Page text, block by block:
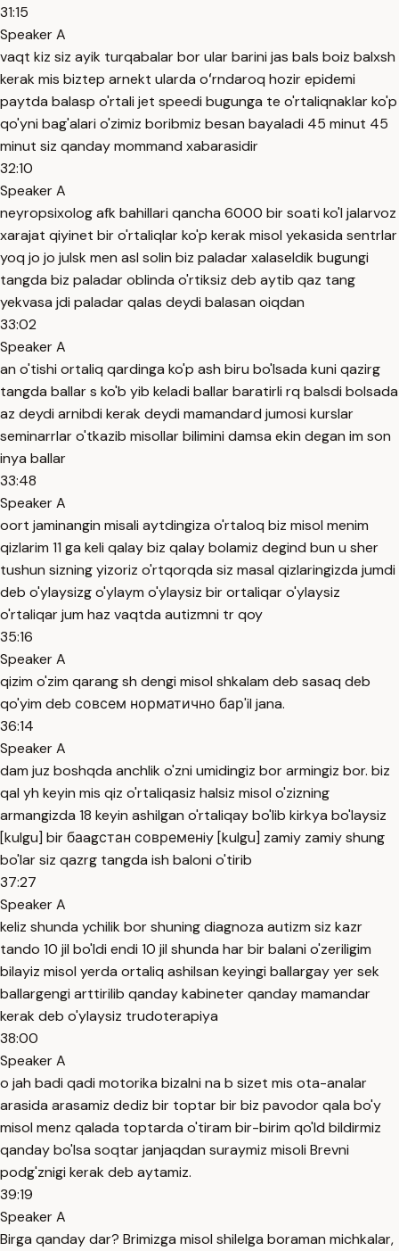
31:15
Speaker A
vaqt kiz siz ayik turqabalar bor ular barini jas bals boiz balxsh
kerak mis biztep arnekt ularda oʻrndaroq hozir epidemi
paytda balasp o'rtali jet speedi bugunga te o'rtaliqnaklar ko'p
qo'yni bag'alari o'zimiz boribmiz besan bayaladi 45 minut 45
minut siz qanday mommand xabarasidir
32:10
Speaker A
neyropsixolog afk bahillari qancha 6000 bir soati ko'l jalarvoz
xarajat qiyinet bir o'rtaliqlar ko'p kerak misol yekasida sentrlar
yoq jo jo julsk men asl solin biz paladar xalaseldik bugungi
tangda biz paladar oblinda o'rtiksiz deb aytib qaz tang
yekvasa jdi paladar qalas deydi balasan oiqdan
33:02
Speaker A
an o'tishi ortaliq qardinga ko'p ash biru bo'lsada kuni qazirg
tangda ballar s ko'b yib keladi ballar baratirli rq balsdi bolsada
az deydi arnibdi kerak deydi mamandard jumosi kurslar
seminarrlar o'tkazib misollar bilimini damsa ekin degan im son
inya ballar
33:48
Speaker A
oort jaminangin misali aytdingiza o'rtaloq biz misol menim
qizlarim 11 ga keli qalay biz qalay bolamiz degind bun u sher
tushun sizning yizoriz o'rtqorqda siz masal qizlaringizda jumdi
deb o'ylaysizg o'ylaym o'ylaysiz bir ortaliqar o'ylaysiz
o'rtaliqar jum haz vaqtda autizmni tr qoy
35:16
Speaker A
qizim o'zim qarang sh dengi misol shkalam deb sasaq deb
qo'yim deb совсем норматично бар'il jana.
36:14
Speaker A
dam juz boshqda anchlik o'zni umidingiz bor armingiz bor. biz
qal yh keyin mis qiz o'rtaliqasiz halsiz misol o'zizning
armangizda 18 keyin ashilgan o'rtaliqay bo'lib kirkya bo'laysiz
[kulgu] bir баagстан современiy [kulgu] zamiy zamiy shung
bo'lar siz qazrg tangda ish baloni o'tirib
37:27
Speaker A
keliz shunda ychilik bor shuning diagnoza autizm siz kazr
tando 10 jil bo'ldi endi 10 jil shunda har bir balani o'zeriligim
bilayiz misol yerda ortaliq ashilsan keyingi ballargay yer sek
ballargengi arttirilib qanday kabineter qanday mamandar
kerak deb o'ylaysiz trudoterapiya
38:00
Speaker A
o jah badi qadi motorika bizalni na b sizet mis ota-analar
arasida arasamiz dediz bir toptar bir biz pavodor qala bo'y
misol menz qalada toptarda o'tiram bir-birim qo'ld bildirmiz
qanday bo'lsa soqtar janjaqdan suraymiz misoli Brevni
podg'znigi kerak deb aytamiz.
39:19
Speaker A
Birga qanday dar? Brimizga misol shilelga boraman michkalar,